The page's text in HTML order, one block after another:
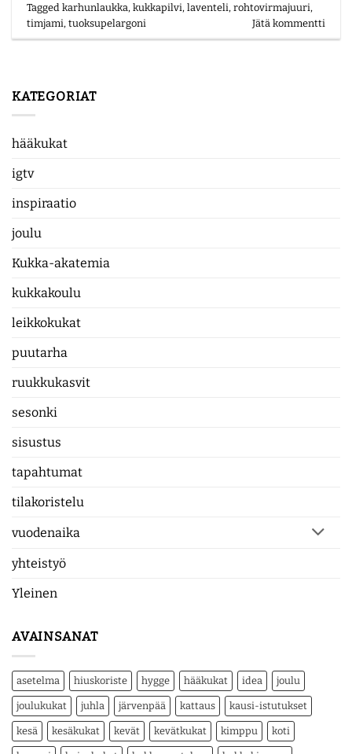
KATEGORIAT
hääkukat
igtv
inspiraatio
joulu
Kukka-akatemia
kukkakoulu
leikkokukat
puutarha
ruukkukasvit
sesonki
sisustus
tapahtumat
tilakoristelu
vuodenaika
yhteistyö
Yleinen
AVAINSANAT
asetelma hiuskoriste hygge hääkukat idea joulu
joulukukat juhla järvenpää kattaus kausi-istutukset
kesä kesäkukat kevät kevätkukat kimppu koti
Taggedkarhunlaukka,kukkapilvi,laventeli,rohtovirmajuuri,
timjami,tuoksupelargoni Jätä kommentti